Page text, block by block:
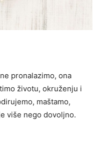
pronalazimo, ona
životu, okruženju i
maštamo,
više nego dovoljno.